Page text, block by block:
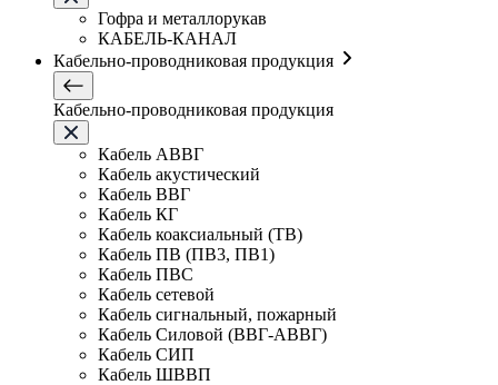
Гофра и металлорукав
КАБЕЛЬ-КАНАЛ
Кабельно-проводниковая продукция
Кабельно-проводниковая продукция
Кабель АВВГ
Кабель акустический
Кабель ВВГ
Кабель КГ
Кабель коаксиальный (ТВ)
Кабель ПВ (ПВ3, ПВ1)
Кабель ПВС
Кабель сетевой
Кабель сигнальный, пожарный
Кабель Силовой (ВВГ-АВВГ)
Кабель СИП
Кабель ШВВП